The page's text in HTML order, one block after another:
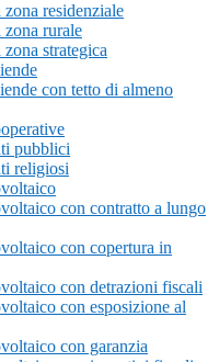
residenziale
rurale
strategica
con tetto di almeno
pubblici
religiosi
con contratto a lungo
con copertura in
con detrazioni fiscali
con esposizione al
con garanzia